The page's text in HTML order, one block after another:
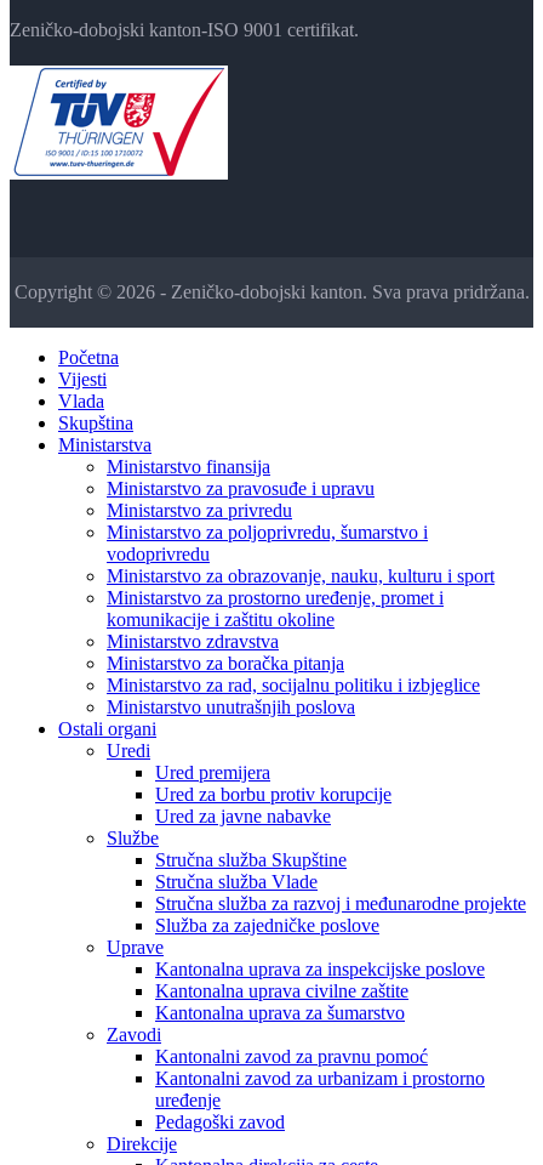
Zeničko-dobojski kanton-ISO 9001 certifikat.
Copyright © 2026 - Zeničko-dobojski kanton. Sva prava pridržana.
Početna
Vijesti
Vlada
Skupština
Ministarstva
Ministarstvo finansija
Ministarstvo za pravosuđe i upravu
Ministarstvo za privredu
Ministarstvo za poljoprivredu, šumarstvo i
vodoprivredu
Ministarstvo za obrazovanje, nauku, kulturu i sport
Ministarstvo za prostorno uređenje, promet i
komunikacije i zaštitu okoline
Ministarstvo zdravstva
Ministarstvo za boračka pitanja
Ministarstvo za rad, socijalnu politiku i izbjeglice
Ministarstvo unutrašnjih poslova
Ostali organi
Uredi
Ured premijera
Ured za borbu protiv korupcije
Ured za javne nabavke
Službe
Stručna služba Skupštine
Stručna služba Vlade
Stručna služba za razvoj i međunarodne projekte
Služba za zajedničke poslove
Uprave
Kantonalna uprava za inspekcijske poslove
Kantonalna uprava civilne zaštite
Kantonalna uprava za šumarstvo
Zavodi
Kantonalni zavod za pravnu pomoć
Kantonalni zavod za urbanizam i prostorno
uređenje
Pedagoški zavod
Direkcije